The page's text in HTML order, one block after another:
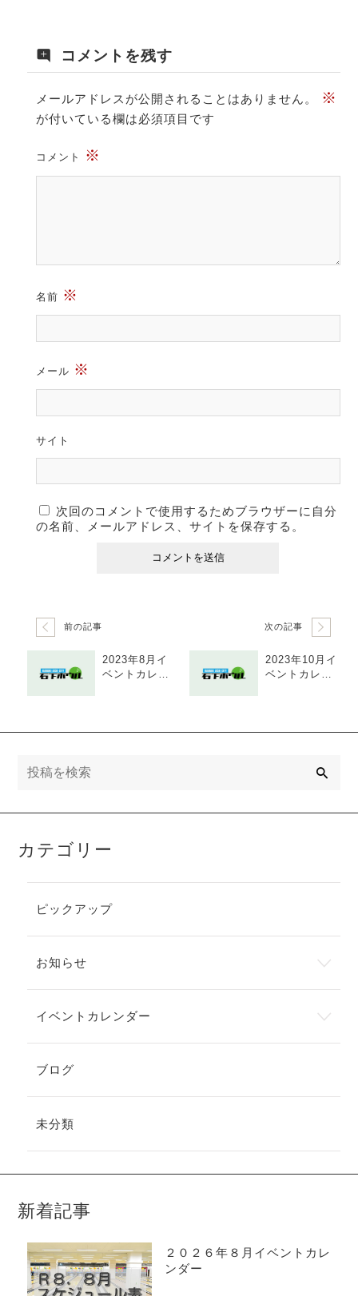
コメントを残す
メールアドレスが公開されることはありません。 ※
が付いている欄は必須項目です
コメント ※
名前 ※
メール ※
サイト
次回のコメントで使用するためブラウザーに自分
の名前、メールアドレス、サイトを保存する。
前の記事
2023年8月イ
ベントカレン
次の記事
2023年10月イ
ベントカレン
カテゴリー
ピックアップ
お知らせ
イベントカレンダー
ブログ
未分類
新着記事
２０２６年８月イベントカレ
ンダー